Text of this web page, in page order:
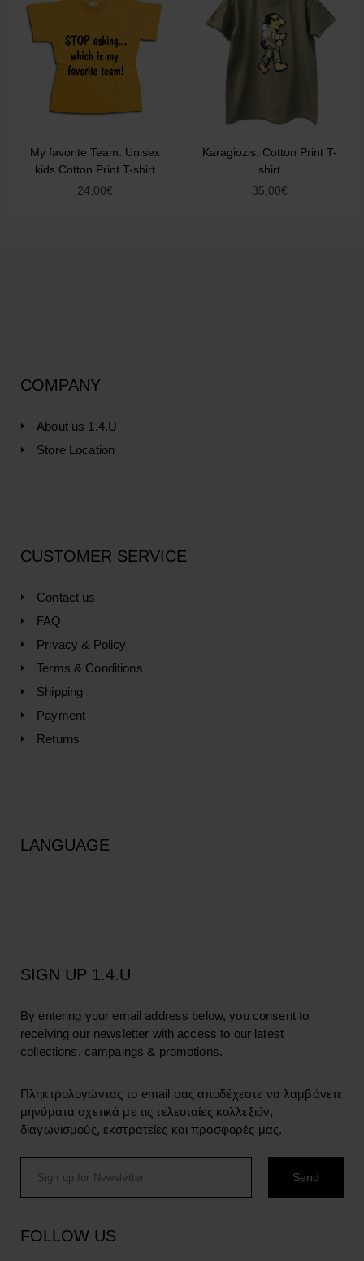
My favorite Team. Unisex
kids Cotton Print T-shirt
24,00€
Karagiozis. Cotton Print T-
shirt
35,00€
COMPANY
About us 1.4.U
Store Location
CUSTOMER SERVICE
Contact us
FAQ
Privacy & Policy
Terms & Conditions
Shipping
Payment
Returns
LANGUAGE
SIGN UP 1.4.U
By entering your email address below, you consent to
receiving our newsletter with access to our latest
collections, campaings & promotions.
Πληκτρολογώντας το email σας αποδέχεστε να λαμβάνετε
μηνύματα σχετικά με τις τελευταίες κολλεξιόν,
διαγωνισμούς, εκστρατείες και προσφορές μας.
FOLLOW US